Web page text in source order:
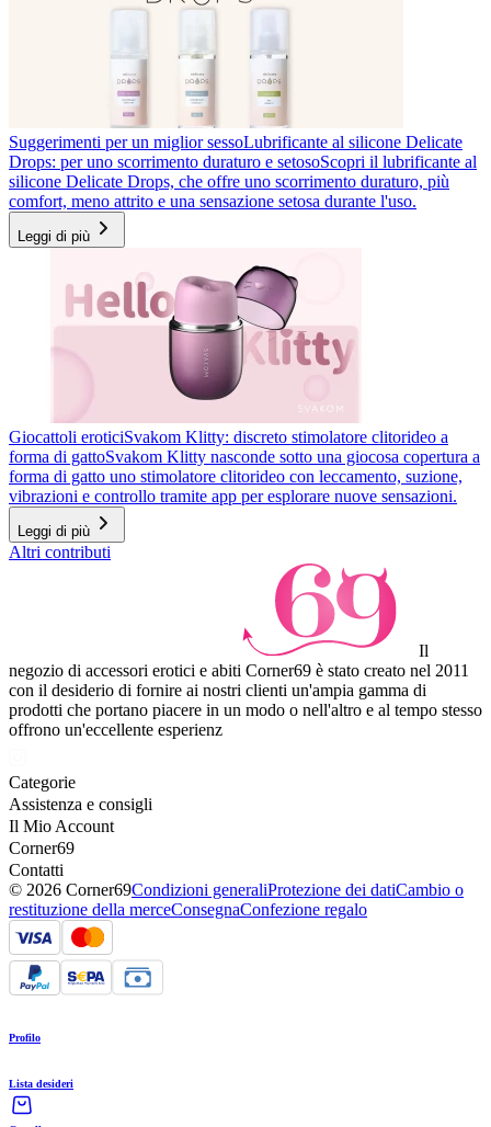
Suggerimenti per un miglior sessoLubrificante al silicone Delicate
Drops: per uno scorrimento duraturo e setosoScopri il lubrificante al
silicone Delicate Drops, che offre uno scorrimento duraturo, più
comfort, meno attrito e una sensazione setosa durante l'uso.
Leggi di più
Giocattoli eroticiSvakom Klitty: discreto stimolatore clitorideo a
forma di gattoSvakom Klitty nasconde sotto una giocosa copertura a
forma di gatto uno stimolatore clitorideo con leccamento, suzione,
vibrazioni e controllo tramite app per esplorare nuove sensazioni.
Leggi di più
Altri contributi
Il
negozio di accessori erotici e abiti Corner69 è stato creato nel 2011
con il desiderio di fornire ai nostri clienti un'ampia gamma di
prodotti che portano piacere in un modo o nell'altro e al tempo stesso
offrono un'eccellente esperienz
Categorie
Assistenza e consigli
Il Mio Account
Corner69
Contatti
© 2026 Corner69Condizioni generaliProtezione dei datiCambio o
restituzione della merceConsegnaConfezione regalo
Profilo
Lista desideri